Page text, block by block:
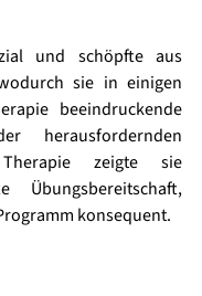
und schöpfte aus
sie in einigen
beeindruckende
herausfordernden
zeigte sie
Übungsbereitschaft,
konsequent.